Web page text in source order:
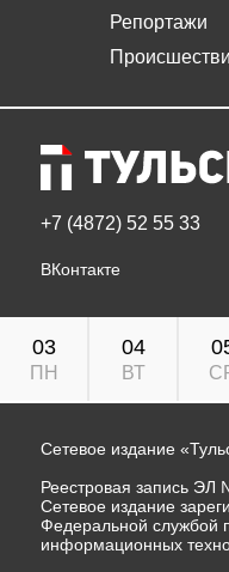
Репортажи
+7 (4872) 52 55 33
ВКонтакте
03
ПН
04
ВТ
Сетевое издание
Реестровая запись
Сетевое издание
Федеральной службой
информационных